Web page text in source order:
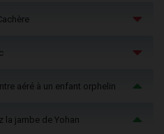
aéré à un enfant orphelin
la jambe de Yohan